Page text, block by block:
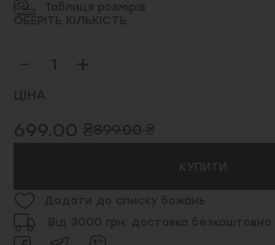
Таблиця розмірів
ОБЕРІТЬ КІЛЬКІСТЬ
ЦІНА
699.00 ₴899.00 ₴
КУПИТИ
Додати до списку бажань
Від 3000 грн. доставка безкоштовна